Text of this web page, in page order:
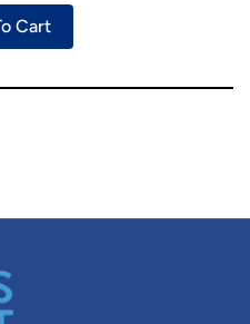
Cart